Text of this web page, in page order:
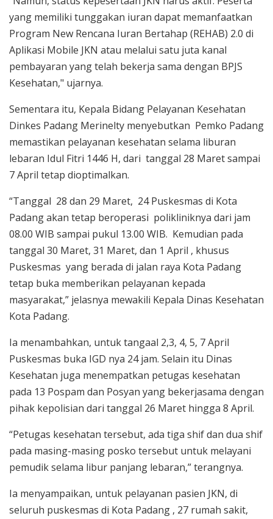
yang memiliki tunggakan iuran dapat memanfaatkan
Program New Rencana Iuran Bertahap (REHAB) 2.0 di
Aplikasi Mobile JKN atau melalui satu juta kanal
pembayaran yang telah bekerja sama dengan BPJS
Kesehatan," ujarnya.
Sementara itu, Kepala Bidang Pelayanan Kesehatan
Dinkes Padang Merinelty menyebutkan Pemko Padang
memastikan pelayanan kesehatan selama liburan
lebaran Idul Fitri 1446 H, dari tanggal 28 Maret sampai
7 April tetap dioptimalkan.
“Tanggal 28 dan 29 Maret, 24 Puskesmas di Kota
Padang akan tetap beroperasi polikliniknya dari jam
08.00 WIB sampai pukul 13.00 WIB. Kemudian pada
tanggal 30 Maret, 31 Maret, dan 1 April , khusus
Puskesmas yang berada di jalan raya Kota Padang
tetap buka memberikan pelayanan kepada
masyarakat,” jelasnya mewakili Kepala Dinas Kesehatan
Kota Padang.
Ia menambahkan, untuk tangaal 2,3, 4, 5, 7 April
Puskesmas buka IGD nya 24 jam. Selain itu Dinas
Kesehatan juga menempatkan petugas kesehatan
pada 13 Pospam dan Posyan yang bekerjasama dengan
pihak kepolisian dari tanggal 26 Maret hingga 8 April.
“Petugas kesehatan tersebut, ada tiga shif dan dua shif
pada masing-masing posko tersebut untuk melayani
pemudik selama libur panjang lebaran,” terangnya.
Ia menyampaikan, untuk pelayanan pasien JKN, di
seluruh puskesmas di Kota Padang , 27 rumah sakit,